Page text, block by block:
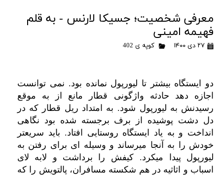
معرفی شخصیت؛ جسیکا لارنس - به قلم
فهیمه امینی
۲۷ دی ۱۴۰۰ کوپه ی 402
دو ایستگاه بیشتر تا لیورپول نمانده بود. نمی توانست
اجازه دهد حادثه واژگونی قطار مانع از به موقع
رسیدنش به لیورپول شود. به امتداد ریل قطار که در
دل دشت پوشیده از برف برجسته شده بود نگاهی
انداخت و به یاد ایستگاه روستایی افتاد. باید سریعتر
خودش را به آنجا میرساند و وسیله ای برای رفتن به
لیورپول پیدا میکرد.کیفش را برداشت و لابه لای
اسباب و اثاثیه در هم شکسته مسافران، پالتویش را که